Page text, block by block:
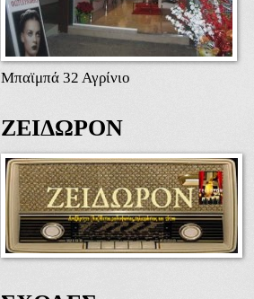
Μπαϊμπά 32 Αγρίνιο
ΖΕΙΔΩΡΟΝ